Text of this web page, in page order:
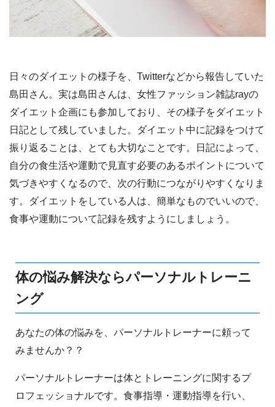
日々のダイエットの様子を、Twitterなどから報告していた
島田さん。実は島田さんは、女性ファッション雑誌rayの
ダイエット企画にも参加しており、その様子をダイエット
日記として残していました。ダイエット中に記録をつけて
振り返ることは、とても大切なことです。日記によって、
自分の食生活や運動で見直す必要のあるポイントについて
気づきやすくなるので、次の行動につながりやすくなりま
す。ダイエットをしている人は、簡単なものでいいので、
食事や運動について記録を残すようにしましょう。
体の悩み解決ならパーソナルトレーニ
ング
あなたの体の悩みを、パーソナルトレーナーに頼って
みませんか？？
パーソナルトレーナーは体とトレーニングに関するプ
ロフェッショナルです。食事指導・運動指導を行い、